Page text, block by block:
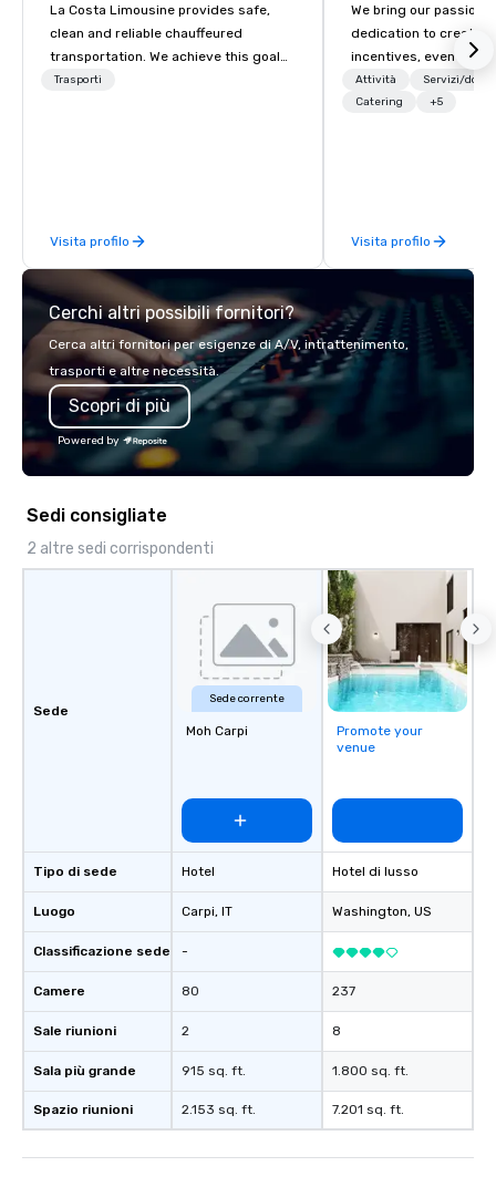
La Costa Limousine provides safe,
clean and reliable chauffeured
transportation. We achieve this goal
with highly trained chauffeurs, the
late model luxury vehicles to the
highly experienced and professional
team of chauffeurs and support staff;
you will know quality when you travel
with La Costa Limousine.
Trasporti
Visita profilo
We bring our passion,
dedication to create
incentives, events,
meetings, product
luxury travel
Attività
Servizi/
Catering
+5
Visita profilo
Cerchi altri possibili fornitori?
Cerca altri fornitori per esigenze di A/V, intrattenimento,
trasporti e altre necessità.
Scopri di più
Powered by
Sedi consigliate
2 altre sedi corrispondenti
Sede
Tipo di sede
Luogo
Classificazione sede
Camere
Sale riunioni
Sala più grande
Spazio riunioni
Sede corrente
Moh Carpi
Hotel
Carpi, IT
-
80
2
915 sq. ft.
2.153 sq. ft.
Promote your
venue
Hotel di lusso
Washington, US
237
8
1.800 sq. ft.
7.201 sq. ft.